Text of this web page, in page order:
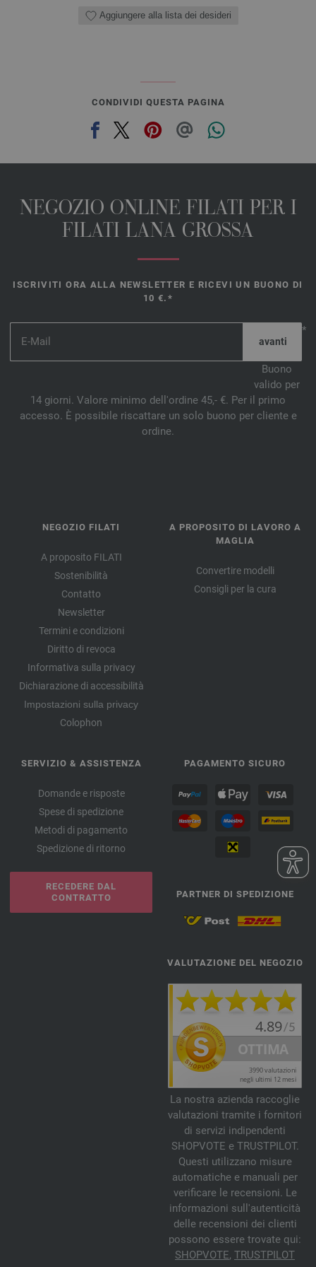
Aggiungere alla lista dei desideri
CONDIVIDI QUESTA PAGINA
NEGOZIO ONLINE FILATI PER I
FILATI LANA GROSSA
ISCRIVITI ORA ALLA NEWSLETTER E RICEVI UN BUONO DI
10 €.*
*
Buono
valido per
14 giorni. Valore minimo dell'ordine 45,- €. Per il primo
accesso. È possibile riscattare un solo buono per cliente e
ordine.
NEGOZIO FILATI
A proposito FILATI
Sostenibilità
Contatto
Newsletter
Termini e condizioni
Diritto di revoca
Informativa sulla privacy
Dichiarazione di accessibilità
Impostazioni sulla privacy
Colophon
A PROPOSITO DI LAVORO A
MAGLIA
Convertire modelli
Consigli per la cura
SERVIZIO & ASSISTENZA
Domande e risposte
Spese di spedizione
Metodi di pagamento
Spedizione di ritorno
RECEDERE DAL
CONTRATTO
PAGAMENTO SICURO
PARTNER DI SPEDIZIONE
VALUTAZIONE DEL NEGOZIO
La nostra azienda raccoglie
valutazioni tramite i fornitori
di servizi indipendenti
SHOPVOTE e TRUSTPILOT.
Questi utilizzano misure
automatiche e manuali per
verificare le recensioni. Le
informazioni sull'autenticità
delle recensioni dei clienti
possono essere trovate qui:
SHOPVOTE, TRUSTPILOT